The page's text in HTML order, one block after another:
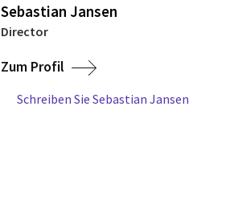
Sebastian Jansen
Director
Zum Profil
Schreiben Sie Sebastian Jansen